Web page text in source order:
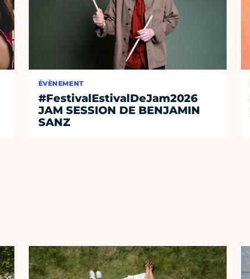
ÉVÈNEMENT
#FestivalEstivalDeJam2026
JAM SESSION DE BENJAMIN
SANZ